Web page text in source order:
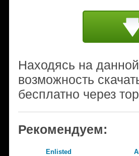
Находясь на
возможность
бесплатно через
Рекомендуем:
Enlisted